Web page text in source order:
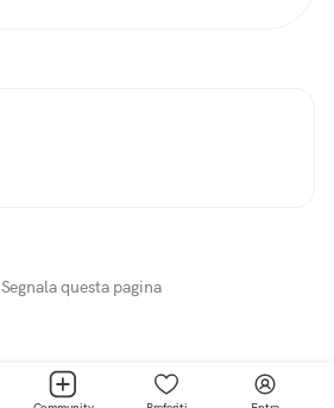
Segnala questa pagina